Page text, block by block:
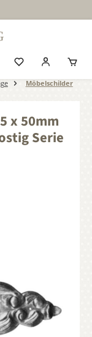
Möbelschilder
x 50mm
Serie